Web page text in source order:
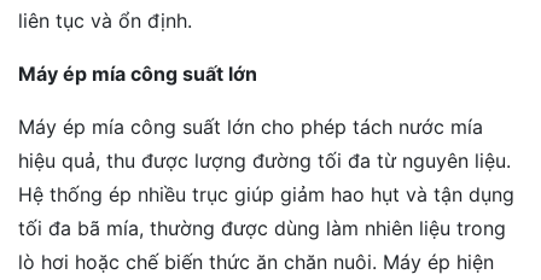
liên tục và ổn định.
Máy ép mía công suất lớn
Máy ép mía công suất lớn cho phép tách nước mía
hiệu quả, thu được lượng đường tối đa từ nguyên liệu.
Hệ thống ép nhiều trục giúp giảm hao hụt và tận dụng
tối đa bã mía, thường được dùng làm nhiên liệu trong
lò hơi hoặc chế biến thức ăn chăn nuôi. Máy ép hiện